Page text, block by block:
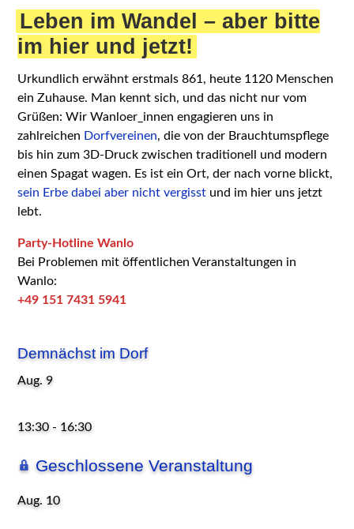
Leben im Wandel – aber bitte
im hier und jetzt!
Urkundlich erwähnt erstmals 861, heute 1120 Menschen
ein Zuhause. Man kennt sich, und das nicht nur vom
Grüßen: Wir Wanloer_innen engagieren uns in
zahlreichen Dorfvereinen, die von der Brauchtumspflege
bis hin zum 3D-Druck zwischen traditionell und modern
einen Spagat wagen. Es ist ein Ort, der nach vorne blickt,
sein Erbe dabei aber nicht vergisst und im hier uns jetzt
lebt.
Party-Hotline Wanlo
Bei Problemen mit öffentlichen Veranstaltungen in
Wanlo:
+49 151 7431 5941
Demnächst im Dorf
Aug.9
13:30 - 16:30
Geschlossene Veranstaltung
Aug. 10